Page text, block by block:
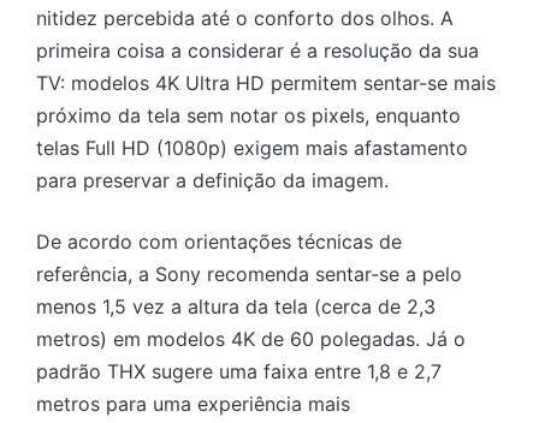
nitidez percebida até o conforto dos olhos. A
primeira coisa a considerar é a resolução da sua
TV: modelos 4K Ultra HD permitem sentar-se mais
próximo da tela sem notar os pixels, enquanto
telas Full HD (1080p) exigem mais afastamento
para preservar a definição da imagem.
De acordo com orientações técnicas de
referência, a Sony recomenda sentar-se a pelo
menos 1,5 vez a altura da tela (cerca de 2,3
metros) em modelos 4K de 60 polegadas. Já o
padrão THX sugere uma faixa entre 1,8 e 2,7
metros para uma experiência mais